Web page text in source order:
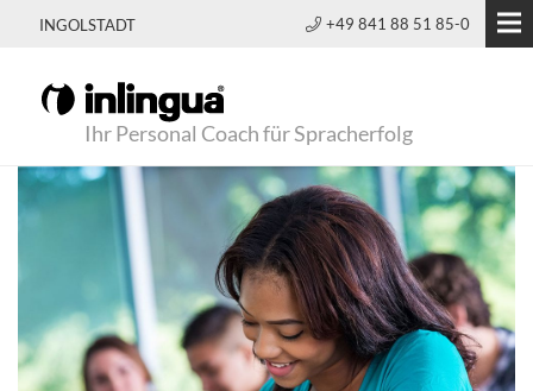
INGOLSTADT +49 841 88 51 85-0
Ihr Personal Coach für Spracherfolg